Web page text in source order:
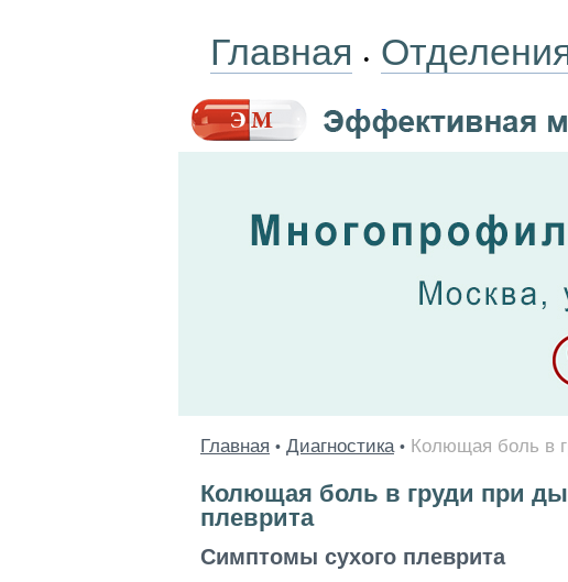
Главная •
Главная • Диагностика • Колющая боль в
Колющая боль в груди при
плеврита
Симптомы сухого плеврита